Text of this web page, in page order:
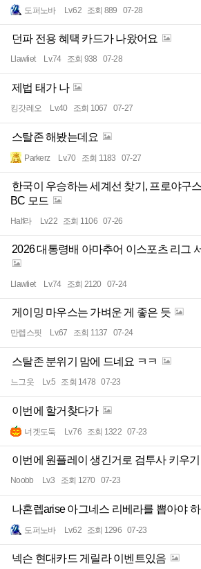
도퍼노바 Lv.62 조회 889 07-28
던파 전용 혜택 카드가 나왔어요
Llawliet Lv.74 조회 938 07-28
제법 태가 나
킹갓레오 Lv.40 조회 1067 07-27
스탈존 해봤는데요
Parkerz Lv.70 조회 1183 07-27
한국이 우승하는 세계선 찾기, 프로야구
BC 모드
Half라 Lv.22 조회 1106 07-26
2026 대통령배 아마추어 이스포츠 리그
Llawliet Lv.74 조회 2120 07-24
게이밍 마우스는 가벼운 게 좋은 듯
만렙스핏 Lv.67 조회 1137 07-24
스탈존 분위기 맘에 드네요 ㅋㅋ
느그읏 Lv.5 조회 1478 07-23
이번에 할거찾다가
너겟도둑 Lv.76 조회 1322 07-23
이번에 원플레이 생긴거로 검투사 키우
Noobb Lv.3 조회 1270 07-23
나혼렙arise 아그네스 리베라를 뽑아야
도퍼노바 Lv.62 조회 1296 07-23
넥슨 현대카드 게릴라 이벤트있음